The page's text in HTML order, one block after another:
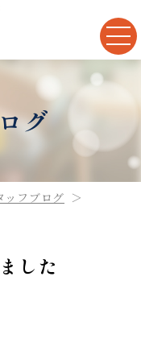
グ
ッフブログ
した